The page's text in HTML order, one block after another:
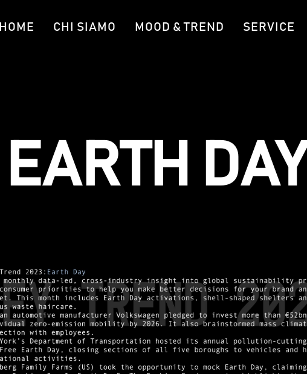
HOME CHI SIAMO MOOD & TREND SERVICE
EARTH DAY